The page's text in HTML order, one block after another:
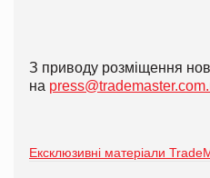
З приводу розміщення
на
Ексклюзивні матеріали